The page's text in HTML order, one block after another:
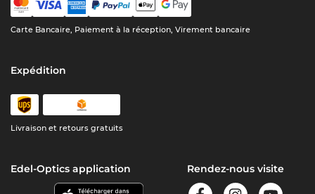
Carte Bancaire, Paiement à la réception, Virement bancaire
Expédition
Livraison et retours gratuits
Edel-Optics application Rendez-nous visite